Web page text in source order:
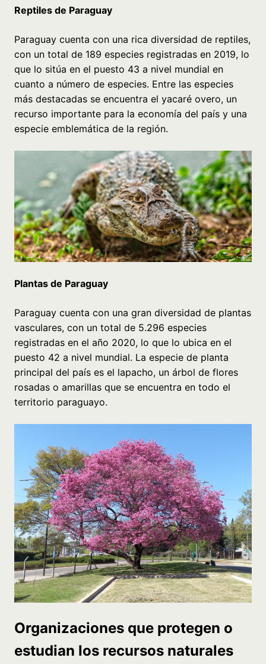
Reptiles de Paraguay
Paraguay cuenta con una rica diversidad de reptiles,
con un total de 189 especies registradas en 2019, lo
que lo sitúa en el puesto 43 a nivel mundial en
cuanto a número de especies. Entre las especies
más destacadas se encuentra el yacaré overo, un
recurso importante para la economía del país y una
especie emblemática de la región.
Plantas de Paraguay
Paraguay cuenta con una gran diversidad de plantas
vasculares, con un total de 5.296 especies
registradas en el año 2020, lo que lo ubica en el
puesto 42 a nivel mundial. La especie de planta
principal del país es el lapacho, un árbol de flores
rosadas o amarillas que se encuentra en todo el
territorio paraguayo.
Organizaciones que protegen o
estudian los recursos naturales